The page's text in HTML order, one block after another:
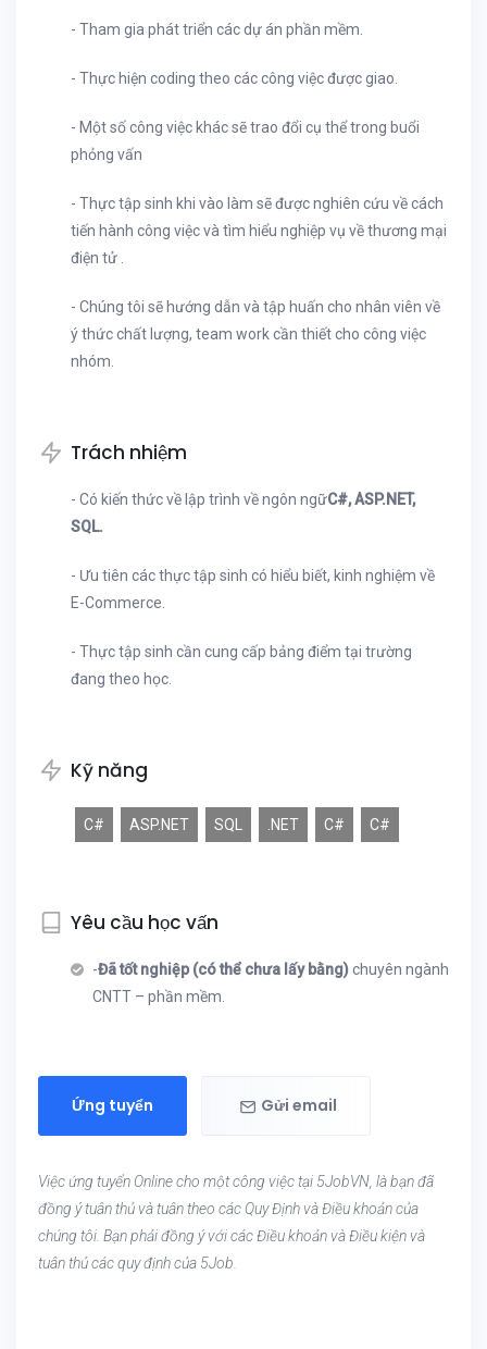
- Tham gia phát triển các dự án phần mềm.
- Thực hiện coding theo các công việc được giao.
- Một số công việc khác sẽ trao đổi cụ thể trong buổi
phỏng vấn
- Thực tập sinh khi vào làm sẽ được nghiên cứu về cách
tiến hành công việc và tìm hiểu nghiệp vụ về thương mại
điện tử .
- Chúng tôi sẽ hướng dẫn và tập huấn cho nhân viên về
ý thức chất lượng, team work cần thiết cho công việc
nhóm.
Trách nhiệm
- Có kiến thức về lập trình về ngôn ngữC#, ASP.NET,
SQL.
- Ưu tiên các thực tập sinh có hiểu biết, kinh nghiệm về
E-Commerce.
- Thực tập sinh cần cung cấp bảng điểm tại trường
đang theo học.
Kỹ năng
C# ASP.NET SQL .NET C# C#
Yêu cầu học vấn
-Đã tốt nghiệp (có thể chưa lấy bằng)chuyên ngành
CNTT – phần mềm.
Ứng tuyển Gửi email
Việc ứng tuyển Online cho một công việc tại 5JobVN, là bạn đã
đồng ý tuân thủ và tuân theo các Quy Định và Điều khoản của
chúng tôi. Bạn phải đồng ý với các Điều khoản và Điều kiện và
tuân thủ các quy định của 5Job.